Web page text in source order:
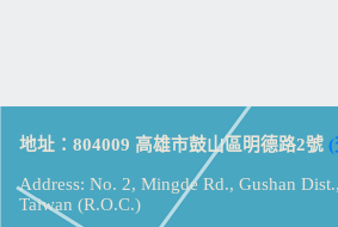
地址：804009 高雄市鼓山區明德路2號 (
Address: No. 2, Mingde Rd., Gushan
Taiwan (R.O.C.)